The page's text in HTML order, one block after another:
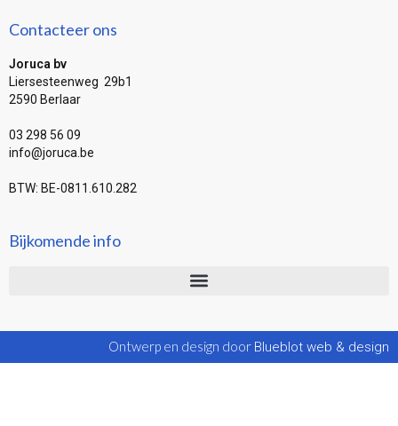
Contacteer ons
Joruca bv
Liersesteenweg 29b1
2590 Berlaar
03 298 56 09
info@joruca.be
BTW: BE-0811.610.282
Bijkomende info
Ontwerp en design door Blueblot web & design